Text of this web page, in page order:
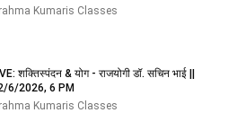
Kumaris Classes
शक्तिस्पंदन & योग - राजयोगी डॉ. सचिन भाई ||
6/2026, 6 PM
Kumaris Classes